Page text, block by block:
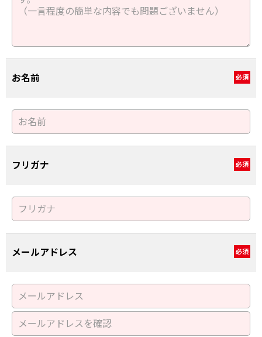
お名前 必須
フリガナ 必須
メールアドレス 必須